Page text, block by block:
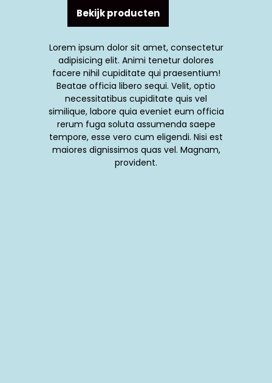
Bekijk producten
Lorem ipsum dolor sit amet, consectetur
adipisicing elit. Animi tenetur dolores
facere nihil cupiditate qui praesentium!
Beatae officia libero sequi. Velit, optio
necessitatibus cupiditate quis vel
similique, labore quia eveniet eum officia
rerum fuga soluta assumenda saepe
tempore, esse vero cum eligendi. Nisi est
maiores dignissimos quas vel. Magnam,
provident.